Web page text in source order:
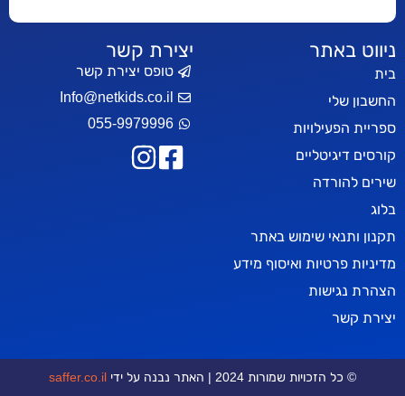
ניווט באתר
בית
החשבון שלי
ספריית הפעילויות
קורסים דיגיטליים
שירים להורדה
בלוג
תקנון ותנאי שימוש באתר
מדיניות פרטיות ואיסוף מידע
הצהרת נגישות
יצירת קשר
יצירת קשר
טופס יצירת קשר
Info@netkids.co.il
055-9979996
© כל הזכויות שמורות 2024 | האתר נבנה על ידי saffer.co.il